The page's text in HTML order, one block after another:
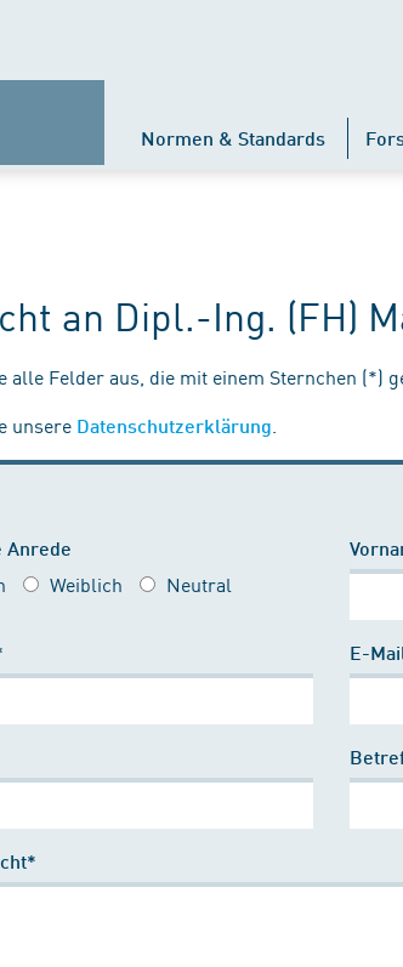
Normen & Standards
an Dipl.-Ing. (FH)
alle Felder aus, die mit einem Sternchen (*)
unsere Datenschutzerklärung
Anrede
Weiblich Neutral
E-